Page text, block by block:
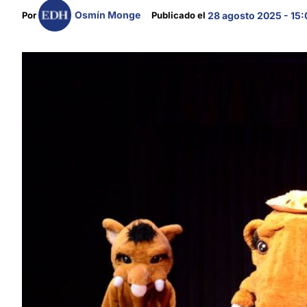
Por Osmín Monge Publicado el 28 agosto 2025 -